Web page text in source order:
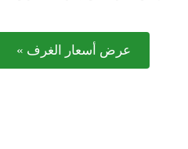
عرض أسعار الغرف »